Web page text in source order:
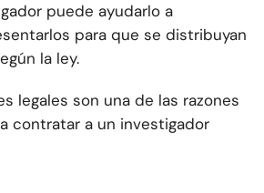
puede ayudarlo a
para que se distribuyan
la ley.
legales son una de las razones
contratar a un investigador